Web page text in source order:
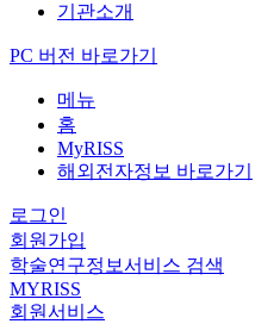
기관소개
PC 버전 바로가기
메뉴
홈
MyRISS
해외전자정보 바로가기
로그인
회원가입
학술연구정보서비스 검색
MYRISS
회원서비스